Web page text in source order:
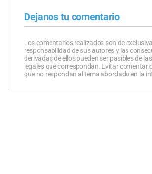
Dejanos tu comentario
Los comentarios realizados son de exclusiva
responsabilidad de sus autores y las
derivadas de ellos pueden ser pasibles de
legales que correspondan. Evitar
que no respondan al tema abordado en la